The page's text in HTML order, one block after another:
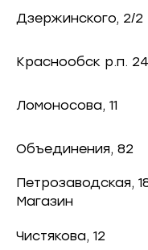
Дзержинского, 2/2
Краснообск р.п.
Ломоносова, 11
Объединения, 82
Петрозаводская,
Магазин
Чистякова, 12
и снеки
рыба
73
77б
2
Крабовые
500гр